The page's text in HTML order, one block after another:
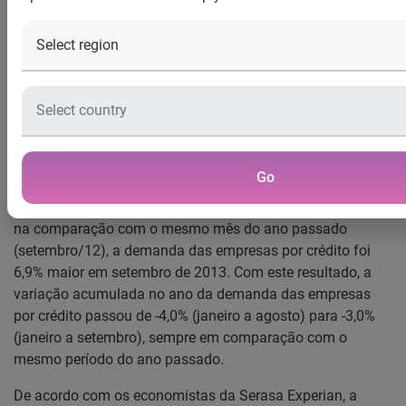
Go
Micro e pequenas empresas puxaram a queda, em
Demanda das Empresas por Crédito
na busca das empresas por crédito durante o mês de
setembro/13. Foi a segunda queda mensal consecutiva do
indicador uma vez que em agosto/13, a demanda das
empresas por crédito já havia recuado 4,2%. Por sua vez,
na comparação com o mesmo mês do ano passado
(setembro/12), a demanda das empresas por crédito foi
6,9% maior em setembro de 2013. Com este resultado, a
variação acumulada no ano da demanda das empresas
por crédito passou de -4,0% (janeiro a agosto) para -3,0%
(janeiro a setembro), sempre em comparação com o
mesmo período do ano passado.
De acordo com os economistas da Serasa Experian, a